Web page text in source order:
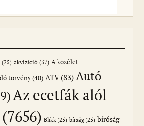
(25) akvizíció (37) A közélet
törvény(40) ATV(83) Autó-
Az ecetfák alól
(7656) Blikk (25) bírság (25) bíróság